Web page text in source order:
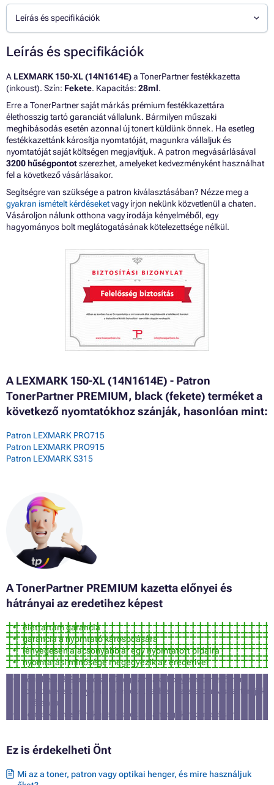
Leírás és specifikációk
Leírás és specifikációk
A LEXMARK 150-XL (14N1614E)a TonerPartner festékkazetta
(inkoust). Szín: Fekete. Kapacitás: 28ml.
Erre a TonerPartner saját márkás prémium festékkazettára
élethosszig tartó garanciát vállalunk. Bármilyen műszaki
meghibásodás esetén azonnal új tonert küldünk önnek. Ha esetleg
festékkazettánk károsítja nyomtatóját, magunkra vállaljuk és
nyomtatóját saját költségen megjavítjuk. A patron megvásárlásával
3200 hűségpontotszerezhet, amelyeket kedvezményként használhat
fel a következő vásárlásakor.
Segítségre van szüksége a patron kiválasztásában? Nézze meg a
gyakran ismételt kérdéseketvagy írjon nekünk közvetlenül a chaten.
Vásároljon nálunk otthona vagy irodája kényelméből, egy
hagyományos bolt meglátogatásának kötelezettsége nélkül.
A LEXMARK 150-XL (14N1614E) - Patron
TonerPartner PREMIUM, black (fekete) terméket a
következő nyomtatókhoz szánják, hasonlóan mint:
Patron LEXMARK PRO715
Patron LEXMARK PRO915
Patron LEXMARK S315
A TonerPartner PREMIUM kazetta előnyei és
hátrányai az eredetihez képest
élettartam garancia
garancia a nyomtató károsodására
lényegesen alacsonyabb ár egy nyomtatott oldalra
nyomtatási minősége megegyezik az eredetivel
körülbelül 3% a valószínűsége annak, hogy a nyomtató nem
fogadja el ezt a nyomtatófestéket (ebben az esetben visszatérítjük
a vételárat)
nem alkalmas fényképek és reklámanyagok nyomtatására
Ez is érdekelheti Önt
Mi az a toner, patron vagy optikai henger, és mire használjuk